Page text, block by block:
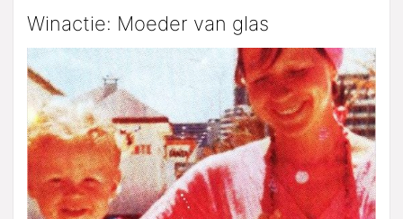
Winactie: Moeder van glas